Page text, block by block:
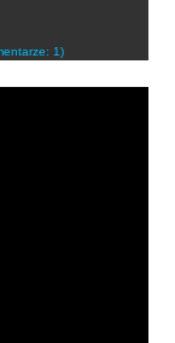
1)